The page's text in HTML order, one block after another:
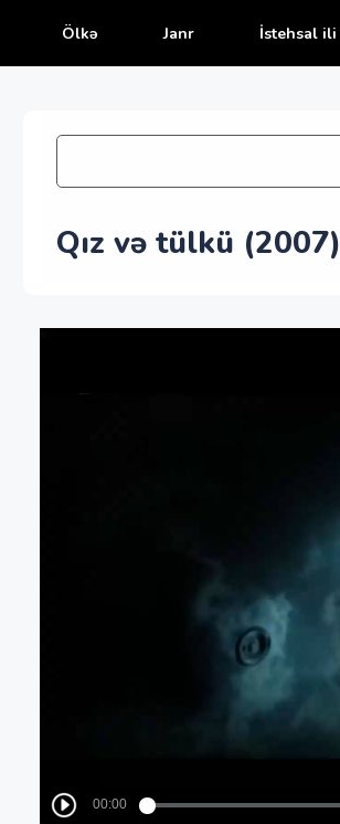
Ölkə Janr İstehsal ili
Qız və tülkü (2007)